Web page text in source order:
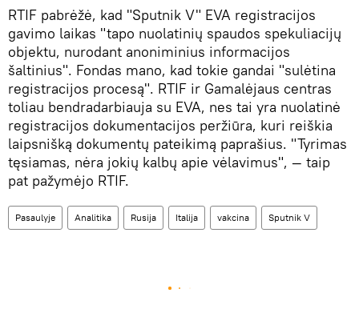
RTIF pabrėžė, kad "Sputnik V" EVA registracijos
gavimo laikas "tapo nuolatinių spaudos spekuliacijų
objektu, nurodant anoniminius informacijos
šaltinius". Fondas mano, kad tokie gandai "sulėtina
registracijos procesą". RTIF ir Gamalėjaus centras
toliau bendradarbiauja su EVA, nes tai yra nuolatinė
registracijos dokumentacijos peržiūra, kuri reiškia
laipsnišką dokumentų pateikimą paprašius. "Tyrimas
tęsiamas, nėra jokių kalbų apie vėlavimus", — taip
pat pažymėjo RTIF.
Pasaulyje Analitika Rusija Italija vakcina Sputnik V